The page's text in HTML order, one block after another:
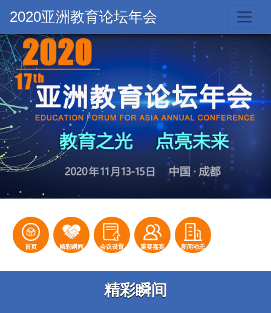
2020亚洲教育论坛年会
首页 精彩瞬间 会议设置 重要嘉宾 新闻动态
精彩瞬间